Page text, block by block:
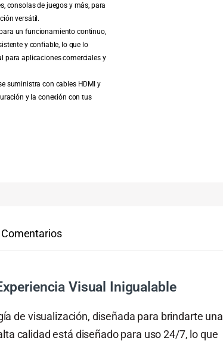
consolas de juegos y más, para
versátil.
un funcionamiento continuo,
y confiable, lo que lo
para aplicaciones comerciales y
suministra con cables HDMI y
y la conexión con tus
Comentarios
Visual Inigualable
de visualización, diseñada para brindarte una
calidad está diseñado para uso 24/7, lo que